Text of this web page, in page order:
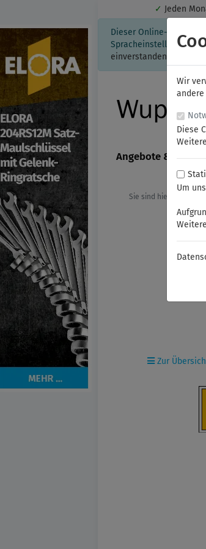
✓ Jeden
Dieser Online-Shop
Spracheinstellung auf
einverstanden, klicken
Angebote &
Sie sind hier:
Zur
Wir
Diese
Um